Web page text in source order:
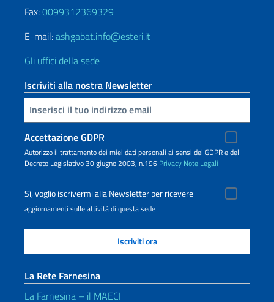
Fax:0099312369329
E-mail:ashgabat.info@esteri.it
Gli uffici della sede
Iscriviti alla nostra Newsletter
Inserisci la tua email
Accettazione GDPR
Autorizzo il trattamento dei miei dati personali ai sensi del GDPR e del
Decreto Legislativo 30 giugno 2003, n.196 Privacy Note Legali
Sì, voglio iscrivermi alla Newsletter per ricevere
aggiornamenti sulle attività di questa sede
La Rete Farnesina
La Farnesina – il MAECI